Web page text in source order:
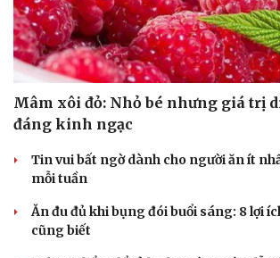
Mâm xôi đỏ: Nhỏ bé nhưng giá trị
đáng kinh ngạc
Tin vui bất ngờ dành cho người ăn ít
mỗi tuần
Ăn đu đủ khi bụng đói buổi sáng: 8 lợi
cũng biết